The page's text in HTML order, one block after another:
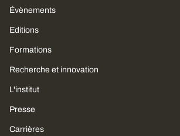
Évènements
Editions
Formations
Recherche et innovation
L'institut
Presse
Carrières